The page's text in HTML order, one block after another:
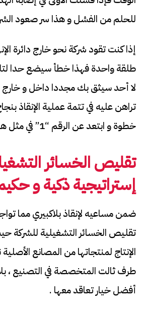
للحلم من الفشل و هذا سر صعود
إذا كنت تقود شركة نحو خارج دائرة
طلقة واحدة فهذا خطأ سيضع حدا
لا أحد سيثق بك مجددا داخل و
تراهن عليه في تتمة عملية الإنقاذ
خطوة و ابتعد عن الرقم “1” في مثل هذه الظروف .
تقليص الخسائر
إستراتيجية ذكية و
ضمن مساعيه لإنقاذ بلاكبيري مما
تقليص الخسائر التشغيلية للشركة
الإنتاج لمنتجاتها من المصانع
طرف ثالت المتخصصة في التصنيع ،
أفضل خيار تعاقد معها .